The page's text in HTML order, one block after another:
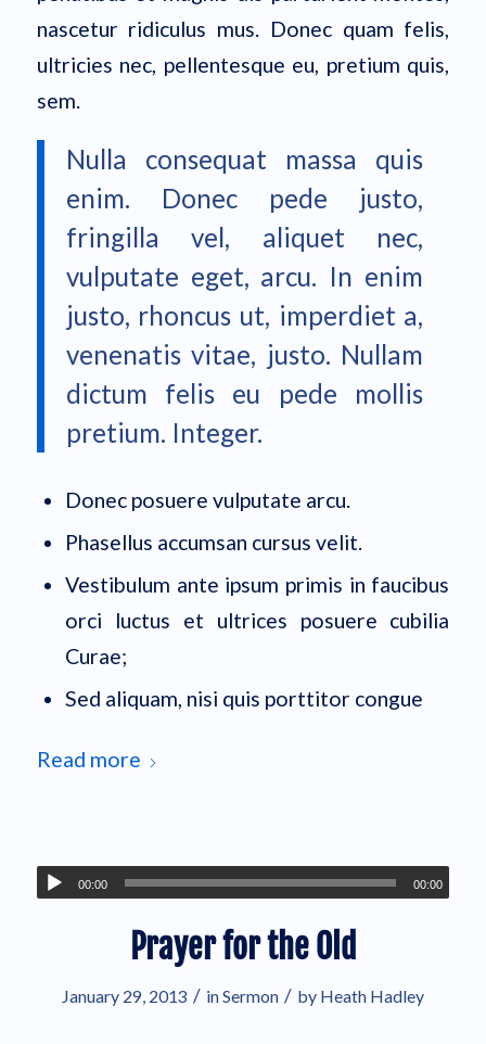
nascetur ridiculus mus. Donec quam felis,
ultricies nec, pellentesque eu, pretium quis,
sem.
Nulla consequat massa quis
enim. Donec pede justo,
fringilla vel, aliquet nec,
vulputate eget, arcu. In enim
justo, rhoncus ut, imperdiet a,
venenatis vitae, justo. Nullam
dictum felis eu pede mollis
pretium. Integer.
Donec posuere vulputate arcu.
Phasellus accumsan cursus velit.
Vestibulum ante ipsum primis in faucibus
orci luctus et ultrices posuere cubilia
Curae;
Sed aliquam, nisi quis porttitor congue
Read more
00:00 00:00
Prayer for the Old
January 29, 2013 / inSermon / by Heath Hadley